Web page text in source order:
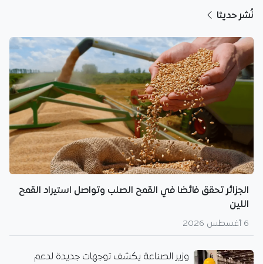
نُشر حديثا
الجزائر تحقق فائضا في القمح الصلب وتواصل استيراد القمح
اللين
6 أغسطس 2026
وزير الصناعة يكشف توجهات جديدة لدعم